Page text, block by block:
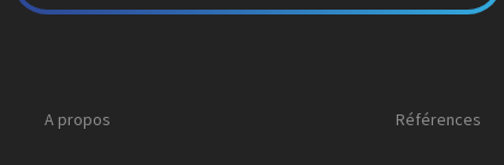
A propos Références